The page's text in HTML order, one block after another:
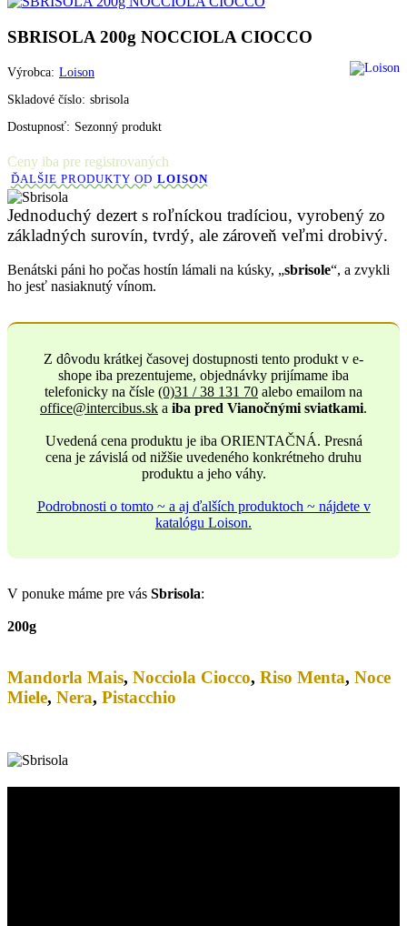
SBRISOLA 200g NOCCIOLA CIOCCO
Výrobca: Loison
Skladové číslo: sbrisola
Dostupnosť: Sezonný produkt
Ceny iba pre registrovaných
ĎALŠIE PRODUKTY OD LOISON
Jednoduchý dezert s roľníckou tradíciou, vyrobený zo
základných surovín, tvrdý, ale zároveň veľmi drobivý.
Benátski páni ho počas hostín lámali na kúsky, „sbrisole“, a zvykli
ho jesť nasiaknutý vínom.
Z dôvodu krátkej časovej dostupnosti tento produkt v e-
shope iba prezentujeme, objednávky prijímame iba
telefonicky na čísle (0)31 / 38 131 70 alebo emailom na
office@intercibus.sk a iba pred Vianočnými sviatkami.
Uvedená cena produktu je iba ORIENTAČNÁ. Presná
cena je závislá od nižšie uvedeného konkrétneho druhu
produktu a jeho váhy.
Podrobnosti o tomto ~ a aj ďalších produktoch ~ nájdete v
katalógu Loison.
V ponuke máme pre vás Sbrisola:
200g
Mandorla Mais, Nocciola Ciocco, Riso Menta, Noce
Miele, Nera, Pistacchio